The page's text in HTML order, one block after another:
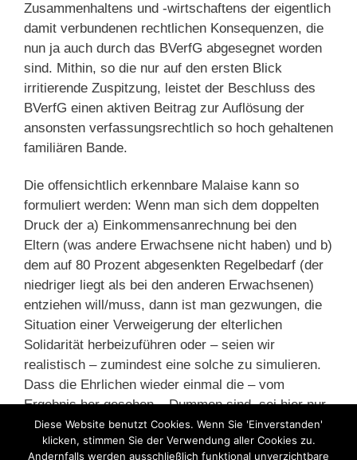
Zusammenhaltens und -wirtschaftens der eigentlich
damit verbundenen rechtlichen Konsequenzen, die
nun ja auch durch das BVerfG abgesegnet worden
sind. Mithin, so die nur auf den ersten Blick
irritierende Zuspitzung, leistet der Beschluss des
BVerfG einen aktiven Beitrag zur Auflösung der
ansonsten verfassungsrechtlich so hoch gehaltenen
familiären Bande.
Die offensichtlich erkennbare Malaise kann so
formuliert werden: Wenn man sich dem doppelten
Druck der a) Einkommensanrechnung bei den
Eltern (was andere Erwachsene nicht haben) und b)
dem auf 80 Prozent abgesenkten Regelbedarf (der
niedriger liegt als bei den anderen Erwachsenen)
entziehen will/muss, dann ist man gezwungen, die
Situation einer Verweigerung der elterlichen
Solidarität herbeizuführen oder – seien wir
realistisch – zumindest eine solche zu simulieren.
Dass die Ehrlichen wieder einmal die – vom
Ergebnis her gesehen – Dummen sind, sei hier nur
angemerkt.
Diese Website benutzt Cookies. Wenn Sie 'Einverstanden'
klicken, stimmen Sie der Verwendung aller Cookies zu.
Andernfalls werden ausschließlich funktional unverzichtbare